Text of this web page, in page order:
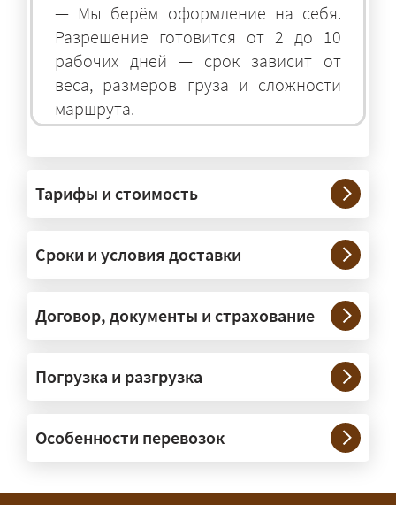
— Мы берём оформление на себя.
Разрешение готовится от 2 до 10
рабочих дней — срок зависит от
веса, размеров груза и сложности
маршрута.
— На тралах и низкорамниках —
платформах, рассчитанных на
крупногабаритную технику и
конструкции. Транспорт подбираем
под конкретные размеры и вес груза.
сопровождение?
организуем. Потребность в машинах
прикрытия зависит от габаритов
груза и маршрута; это определяется
Тарифы и стоимость
Сроки и условия доставки
Договор, документы и страхование
Погрузка и разгрузка
Особенности перевозок